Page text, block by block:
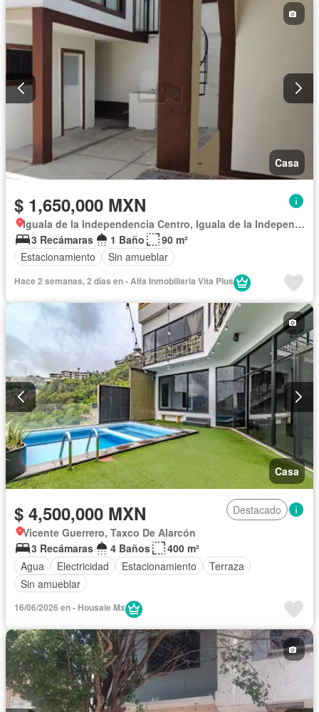
Casa
$ 1,650,000 MXN
Iguala de la Independencia Centro, Iguala de la Independencia
3 Recámaras
1 Baño
90 m²
Estacionamiento
Sin amueblar
Hace 2 semanas, 2 días en - Alfa Inmobiliaria Vita Plus
Casa
$ 4,500,000 MXN
Destacado
Vicente Guerrero, Taxco De Alarcón
3 Recámaras
4 Baños
400 m²
Agua
Electricidad Estacionamiento
Terraza
Sin amueblar
16/06/2026 en - Housale Mx